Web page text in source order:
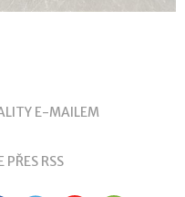
E-MAILEM
PŘES RSS